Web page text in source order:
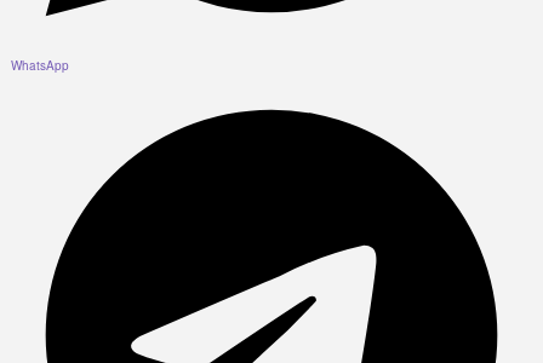
WhatsApp